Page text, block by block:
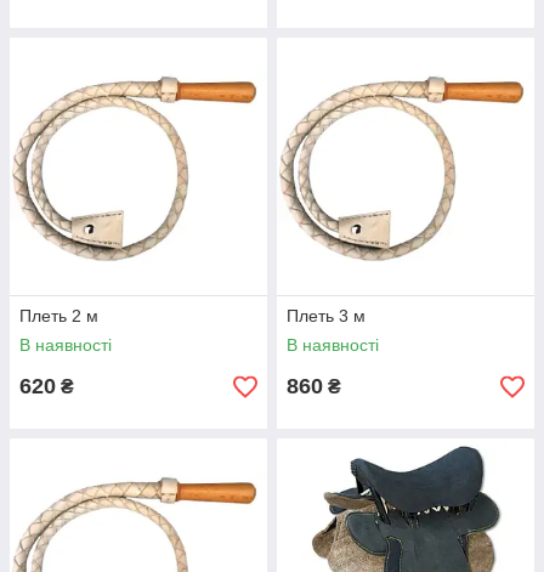
Плеть 2 м
В наявності
620 ₴
Плеть 3 м
В наявності
860 ₴